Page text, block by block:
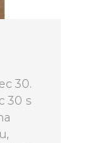
30.
30 s